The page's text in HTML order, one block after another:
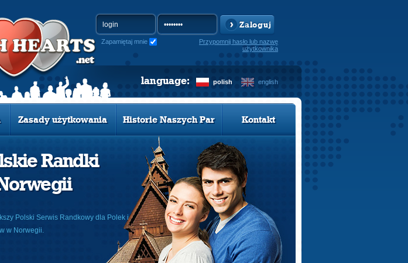
Zaloguj
Zapamiętaj mnie
Przypomnij hasło lub nazwę
użytkownika
polish english
language:
Zasady użytkowania Historie Naszych Par Kontakt
Randki
Polski Serwis Randkowy dla Polek i
w Norwegii.